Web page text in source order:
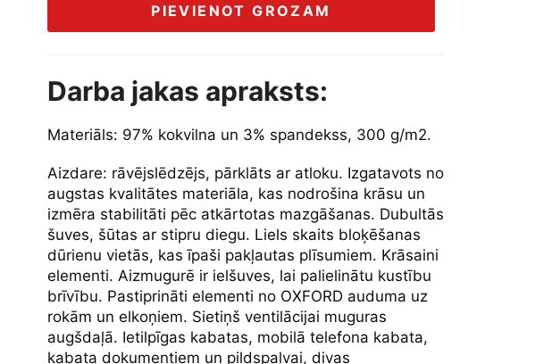
PIEVIENOT GROZAM
Darba jakas apraksts:
Materiāls: 97% kokvilna un 3% spandekss, 300 g/m2.
Aizdare: rāvējslēdzējs, pārklāts ar atloku. Izgatavots no
augstas kvalitātes materiāla, kas nodrošina krāsu un
izmēra stabilitāti pēc atkārtotas mazgāšanas. Dubultās
šuves, šūtas ar stipru diegu. Liels skaits bloķēšanas
dūrienu vietās, kas īpaši pakļautas plīsumiem. Krāsaini
elementi. Aizmugurē ir ielšuves, lai palielinātu kustību
brīvību. Pastiprināti elementi no OXFORD auduma uz
rokām un elkoņiem. Sietiņš ventilācijai muguras
augšdaļā. Ietilpīgas kabatas, mobilā telefona kabata,
kabata dokumentiem un pildspalvai, divas